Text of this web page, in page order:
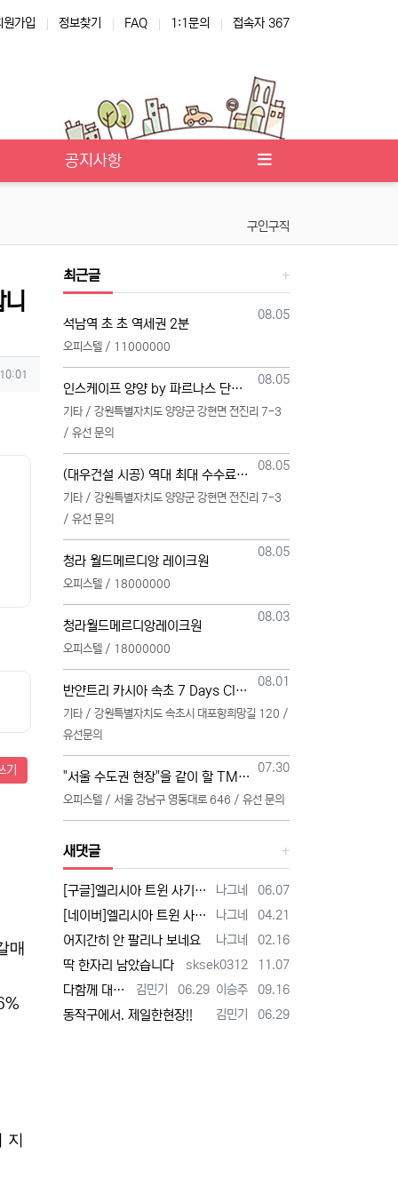
원가입 정보찾기 FAQ 1:1문의 접속자 367
공지사항
구인구직
기
매
최근글
등록일
08.05
석남역 초 초 역세권 2분
오피스텔 / 11000000
등록일
08.05
인스케이프 양양 by 파르나스 단일 본부 모집
기타 / 강원특별자치도 양양군 강현면 전진리 7-3
/ 유선 문의
등록일
08.05
(대우건설 시공) 역대 최대 수수료 지급, 단독 단일 영업본부 선착순 모집 (팀,팀원 개별문의 가능)
기타 / 강원특별자치도 양양군 강현면 전진리 7-3
/ 유선 문의
등록일
08.05
청라 월드메르디앙 레이크원
오피스텔 / 18000000
등록일
08.03
청라월드메르디앙레이크원
오피스텔 / 18000000
등록일
08.01
반얀트리 카시아 속초 7 Days Club OwnersMembership 분양직원 모집
기타 / 강원특별자치도 속초시 대포항희망길 120 /
유선문의
등록일
07.30
"서울 수도권 현장"을 같이 할 TM 총괄, 본부, 팀, 팀원 모집
오피스텔 / 서울 강남구 영동대로 646 / 유선 문의
새댓글
등록자
나그네 등록일
06.07
[구글]엘리시아 트윈 사기 - 검색
등록자
나그네 등록일
04.21
[네이버]엘리시아 트윈 사기 - 검색
등록자
나그네 등록일
02.16
어지간히 안 팔리나 보네요
등록자
sksek0312 등록일
11.07
딱 한자리 남았습니다
등록자
이승주 등록일
09.16
등록자
김민기 등록일
06.29
다함께 대박납니다.
등록자
김민기 등록일
06.29
동작구에서. 제일한현장!!